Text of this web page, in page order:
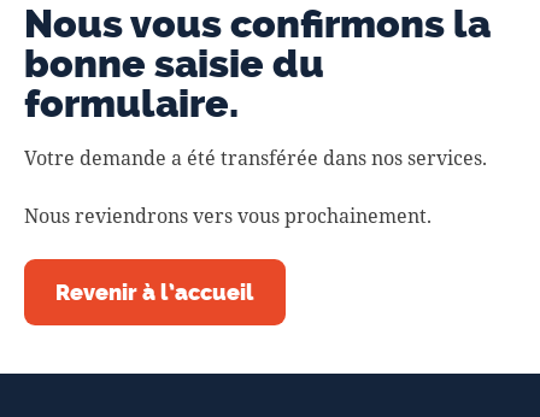
Nous vous confirmons la
bonne saisie du
formulaire.
Votre demande a été transférée dans nos services.
Nous reviendrons vers vous prochainement.
Revenir à l’accueil